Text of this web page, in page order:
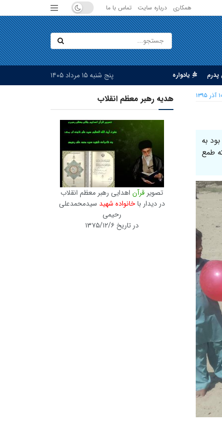
همکاری درباره سایت تماس با ما
پدرم یادواره پنج شنبه ۱۵ مرداد ۱۴۰۵
۱۳۹۵
به
طمع
هدیه رهبر معظم انقلاب
تصویر قرآناهدایی رهبر معظم انقلاب
در دیدار باخانواده شهید سیدمحمدعلی
رحیمی
در تاریخ ۱۳۷۵/۱۲/۶